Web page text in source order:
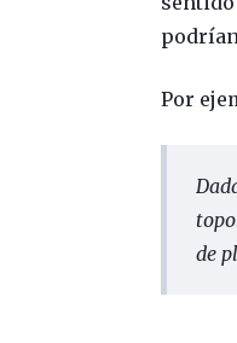
Por
de